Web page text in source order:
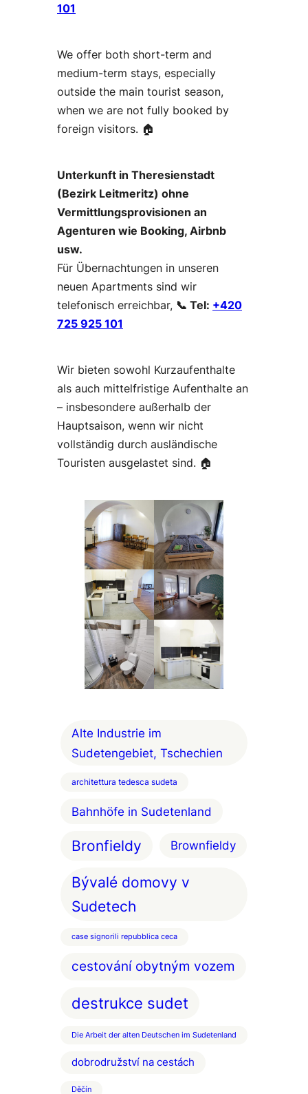
101
We offer both short-term and
medium-term stays, especially
outside the main tourist season,
when we are not fully booked by
foreign visitors. 🏠
Unterkunft in Theresienstadt
(Bezirk Leitmeritz) ohne
Vermittlungsprovisionen an
Agenturen wie Booking, Airbnb
usw.
Für Übernachtungen in unseren
neuen Apartments sind wir
telefonisch erreichbar, 📞 Tel: +420
725 925 101
Wir bieten sowohl Kurzaufenthalte
als auch mittelfristige Aufenthalte an
– insbesondere außerhalb der
Hauptsaison, wenn wir nicht
vollständig durch ausländische
Touristen ausgelastet sind. 🏠
Alte Industrie im
Sudetengebiet, Tschechien
architettura tedesca sudeta
Bahnhöfe in Sudetenland
Bronfieldy Brownfieldy
Bývalé domovy v
Sudetech
case signorili repubblica ceca
cestování obytným vozem
destrukce sudet
Die Arbeit der alten Deutschen im Sudetenland
dobrodružství na cestách
Děčín